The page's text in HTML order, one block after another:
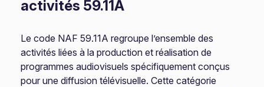
activités 59.11A
Le code NAF 59.11A regroupe l’ensemble des
activités liées à la production et réalisation de
programmes audiovisuels spécifiquement conçus
pour une diffusion télévisuelle. Cette catégorie